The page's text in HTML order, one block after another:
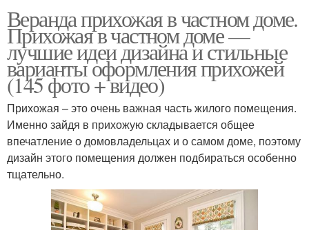
Веранда прихожая в частном доме.
Прихожая в частном доме —
лучшие идеи дизайна и стильные
варианты оформления прихожей
(145 фото + видео)
Прихожая – это очень важная часть жилого помещения.
Именно зайдя в прихожую складывается общее
впечатление о домовладельцах и о самом доме, поэтому
дизайн этого помещения должен подбираться особенно
тщательно.